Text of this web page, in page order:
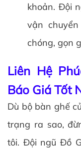
khoản. Đội
vận
chóng, gọn
Liên Hệ
Báo Giá Tốt
Dù bộ bàn ghế
trạng ra sao,
tôi. Đội ngũ Đồ